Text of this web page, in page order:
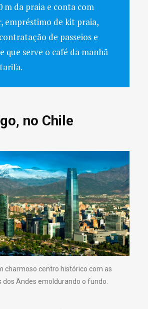
m da praia e conta com
empréstimo de kit praia,
de passeios e
que serve o café da manhã
no Chile
charmoso centro histórico com as
dos Andes emoldurando o fundo.